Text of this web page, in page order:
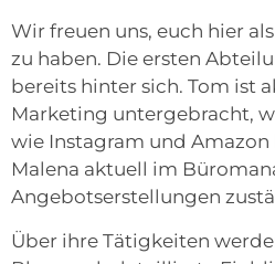
Wir freuen uns, euch hier
zu haben. Die ersten
bereits hinter sich. Tom ist
Marketing untergebracht,
wie Instagram und
Malena aktuell im
Angebotserstellungen
Über ihre Tätigkeiten